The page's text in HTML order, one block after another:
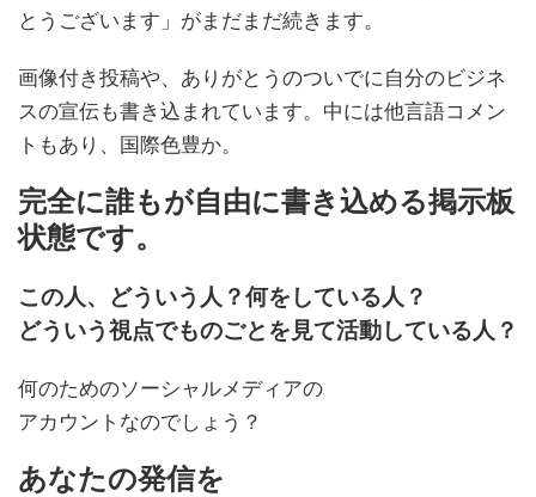
とうございます」がまだまだ続きます。
画像付き投稿や、ありがとうのついでに自分のビジネ
スの宣伝も書き込まれています。中には他言語コメン
トもあり、国際色豊か。
完全に誰もが自由に書き込める掲示板
状態です。
この人、どういう人？何をしている人？
どういう視点でものごとを見て活動している人？
何のためのソーシャルメディアの
アカウントなのでしょう？
あなたの発信を